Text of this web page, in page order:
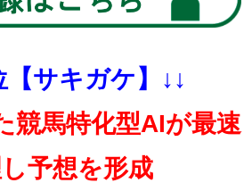
【サキガケ】↓↓
競馬特化型AIが最速
予想を形成